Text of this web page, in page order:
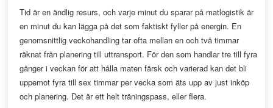
Tid är en ändlig resurs, och varje minut du sparar på matlogistik är
en minut du kan lägga på det som faktiskt fyller på energin. En
genomsnittlig veckohandling tar ofta mellan en och två timmar
räknat från planering till uttransport. För den som handlar tre till fyra
gånger i veckan för att hålla maten färsk och varierad kan det bli
uppemot fyra till sex timmar per vecka som äts upp av just inköp
och planering. Det är ett helt träningspass, eller flera.